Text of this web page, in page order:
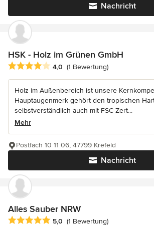
Nachricht
HSK - Holz im Grünen GmbH
Durchschnittliche Bewertung: 4 von 5
4,0 (1 Bewertung)
Holz im Außenbereich ist unsere
Hauptaugenmerk gehört den tropischen
selbstverständlich auch mit FSC-Zert...
Mehr
Nachricht
Postfach 10 11 06, 47799 Krefeld
Alles Sauber NRW
Durchschnittliche Bewertung: 5 von 5
5,0 (1 Bewertung)